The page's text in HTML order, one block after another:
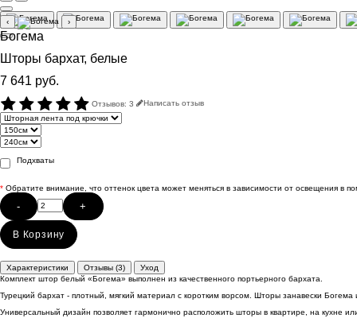
‹ ›
Богема
Шторы бархат, белые
7 641 руб.
Отзывов: 3 Написать отзыв
Подхваты
* Обратите внимание, что оттенок цвета может меняться в зависимости от освещения в
- +
В Корзину
Характеристики Отзывы (3)
Уход
Комплект штор белый «Богема» выполнен из качественного портьерного бархата.
Турецкий бархат - плотный, мягкий материал с коротким ворсом. Шторы занавески
Универсальный дизайн позволяет гармонично расположить шторы в квартире, на кухне